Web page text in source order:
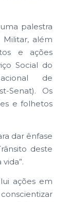
palestra
além
e ações
Social do
de
Senat). Os
e folhetos
dar ênfase
deste
ações em